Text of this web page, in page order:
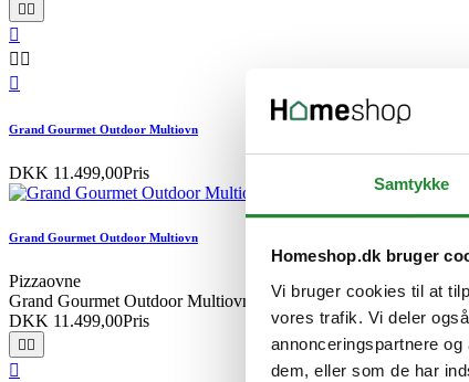
Samtykke
Homeshop.dk bruger
Vi bruger cookies til at
vores trafik. Vi deler
annonceringspartnere
dem, eller som de har
 

 

Grand Gourmet Outdoor Multiovn
DKK 11.499,00Pris
Grand Gourmet Outdoor Multiovn
Pizzaovne
Grand Gourmet Outdoor Multiovn
DKK 11.499,00Pris
 
